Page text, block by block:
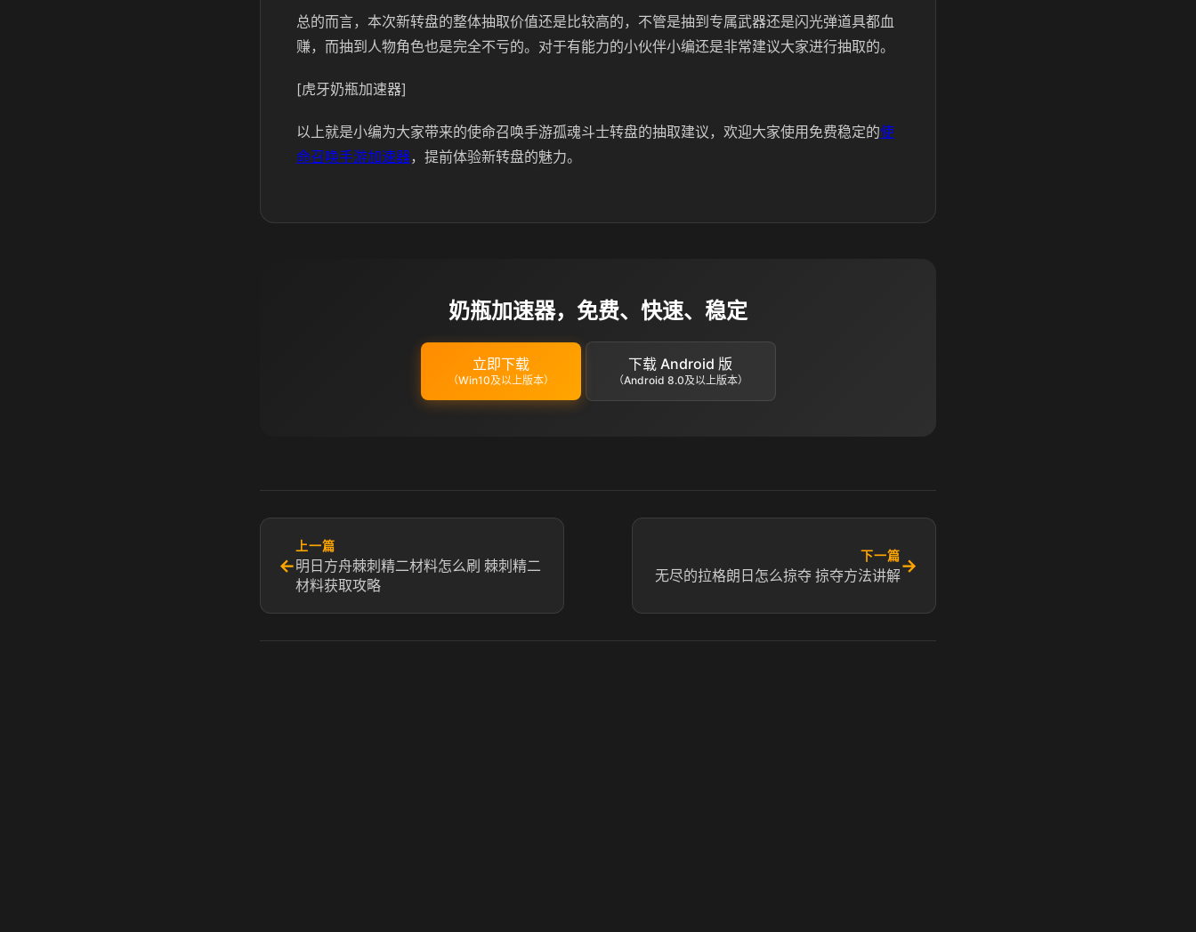
总的而言，本次新转盘的整体抽取价值还是比较高的，不管是抽到专属武器还是闪光弹道具都血
赚，而抽到人物角色也是完全不亏的。对于有能力的小伙伴小编还是非常建议大家进行抽取的。
[虎牙奶瓶加速器]
以上就是小编为大家带来的使命召唤手游孤魂斗士转盘的抽取建议，欢迎大家使用免费稳定的使
命召唤手游加速器，提前体验新转盘的魅力。
奶瓶加速器，免费、快速、稳定
立即下载
（Win10及以上版本）
下载 Android 版
（Android 8.0及以上版本）
←
上一篇
明日方舟棘刺精二材料怎么刷 棘刺精二
材料获取攻略
下一篇
无尽的拉格朗日怎么掠夺 掠夺方法讲解→